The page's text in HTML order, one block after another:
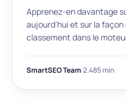
Apprenez-en davantage
aujourd'hui et sur la
classement dans le
SmartSEO Team·2.485 min